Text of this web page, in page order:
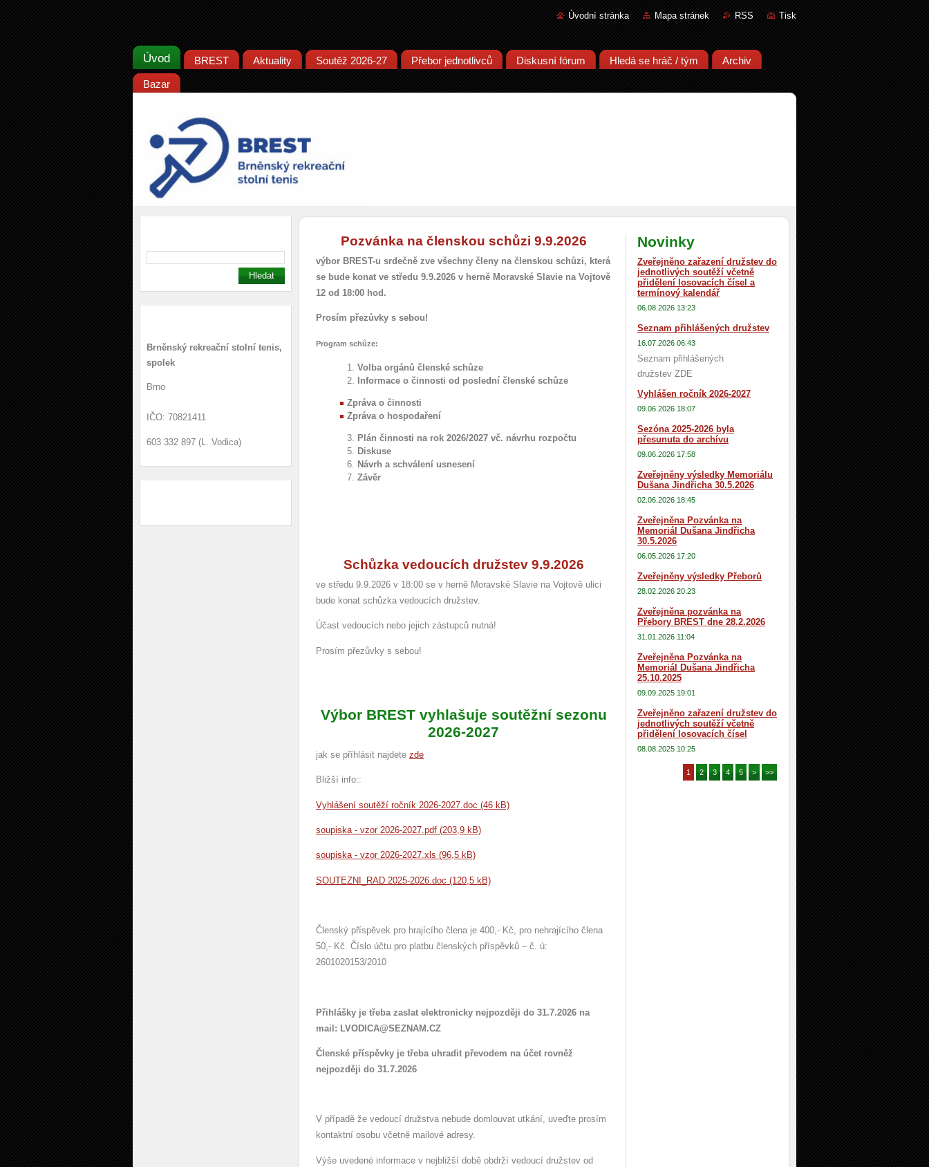
Úvodní stránka Mapa stránek RSS Tisk
Úvod BREST Aktuality Soutěž 2026-27 Přebor jednotlivců Diskusní fórum Hledá se hráč / tým Archiv
Bazar
Brněnský rekreační stolní tenis,
spolek
Brno
IČO: 70821411
603 332 897 (L. Vodica)
Pozvánka na členskou schůzi 9.9.2026
výbor BREST-u srdečně zve všechny členy na členskou schůzi, která
se bude konat ve středu 9.9.2026 v herně Moravské Slavie na Vojtově
12 od 18:00 hod.
Prosím přezůvky s sebou!
Program schůze:
Volba orgánů členské schůze
Informace o činnosti od poslední členské schůze
Zpráva o činnosti
Zpráva o hospodaření
Plán činnosti na rok 2026/2027 vč. návrhu rozpočtu
Diskuse
Návrh a schválení usnesení
Závěr
Schůzka vedoucích družstev 9.9.2026
ve středu 9.9.2026 v 18:00 se v herně Moravské Slavie na Vojtově ulici
bude konat schůzka vedoucích družstev.
Účast vedoucích nebo jejich zástupců nutná!
Prosím přezůvky s sebou!
Výbor BREST vyhlašuje soutěžní sezonu
2026-2027
jak se příhlásit najdete zde
Bližší info::
Vyhlášení soutěží ročník 2026-2027.doc (46 kB)
soupiska - vzor 2026-2027.pdf (203,9 kB)
soupiska - vzor 2026-2027.xls (96,5 kB)
SOUTEZNI_RAD 2025-2026.doc (120,5 kB)
Členský příspěvek pro hrajícího člena je 400,- Kč, pro nehrajícího člena
50,- Kč. Číslo účtu pro platbu členských příspěvků – č. ú:
2601020153/2010
Přihlášky je třeba zaslat elektronicky nejpozději do 31.7.2026 na
mail: LVODICA@SEZNAM.CZ
Členské příspěvky je třeba uhradit převodem na účet rovněž
nejpozději do 31.7.2026
V případě že vedoucí družstva nebude domlouvat utkání, uveďte prosím
kontaktní osobu včetně mailové adresy.
Výše uvedené informace v nejbližší době obdrží vedoucí družstev od
Novinky
Zveřejněno zařazení družstev do
jednotlivých soutěží včetně
přidělení losovacích čísel a
termínový kalendář
06.08.2026 13:23
Seznam přihlášených družstev
16.07.2026 06:43
Seznam přihlášených
družstev ZDE
Vyhlášen ročník 2026-2027
09.06.2026 18:07
Sezóna 2025-2026 byla
přesunuta do archívu
09.06.2026 17:58
Zveřejněny výsledky Memoriálu
Dušana Jindřicha 30.5.2026
02.06.2026 18:45
Zveřejněna Pozvánka na
Memoriál Dušana Jindřicha
30.5.2026
06.05.2026 17:20
Zveřejněny výsledky Přeborů
28.02.2026 20:23
Zveřejněna pozvánka na
Přebory BREST dne 28.2.2026
31.01.2026 11:04
Zveřejněna Pozvánka na
Memoriál Dušana Jindřicha
25.10.2025
09.09.2025 19:01
Zveřejněno zařazení družstev do
jednotlivých soutěží včetně
přidělení losovacích čísel
08.08.2025 10:25
1 2 3 4 5 > >>